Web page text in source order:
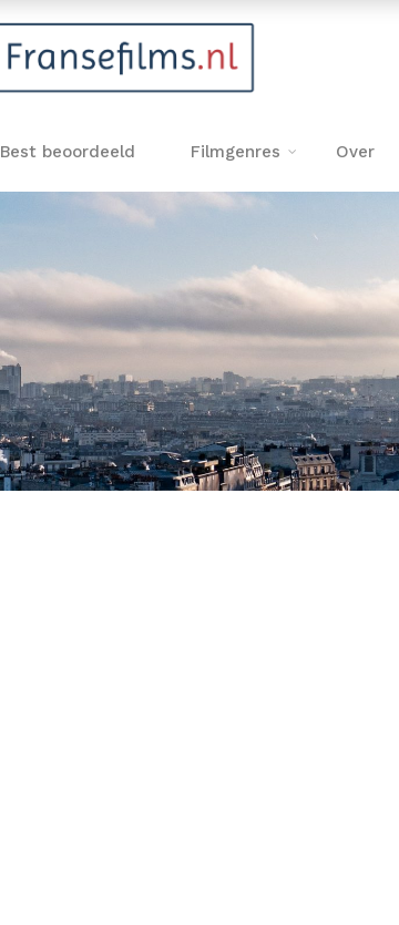
Best beoordeeld Filmgenres Over